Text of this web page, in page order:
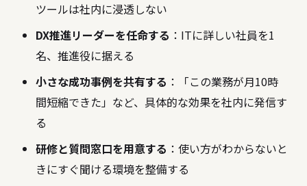
ツールは社内に浸透しない
DX推進リーダーを任命する ：ITに詳しい社員を1
名、推進役に据える
小さな成功事例を共有する ：「この業務が月10時
間短縮できた」など、具体的な効果を社内に発信す
る
研修と質問窓口を用意する ：使い方がわからないと
きにすぐ聞ける環境を整備する